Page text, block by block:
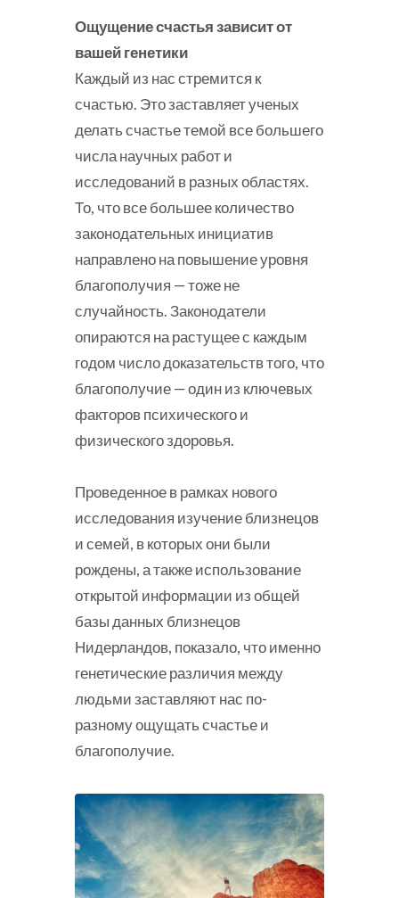
Ощущение счастья зависит от
вашей генетики
Каждый из нас стремится к
счастью. Это заставляет ученых
делать счастье темой все большего
числа научных работ и
исследований в разных областях.
То, что все большее количество
законодательных инициатив
направлено на повышение уровня
благополучия — тоже не
случайность. Законодатели
опираются на растущее с каждым
годом число доказательств того, что
благополучие — один из ключевых
факторов психического и
физического здоровья.
Проведенное в рамках нового
исследования изучение близнецов
и семей, в которых они были
рождены, а также использование
открытой информации из общей
базы данных близнецов
Нидерландов, показало, что именно
генетические различия между
людьми заставляют нас по-
разному ощущать счастье и
благополучие.